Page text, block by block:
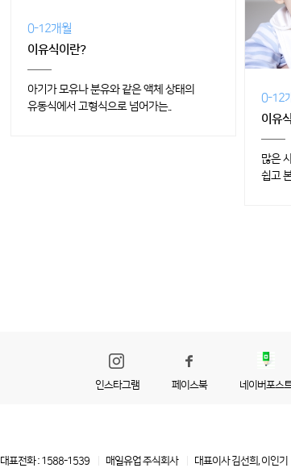
0-12개월
이유식이란?
아기가 모유나 분유와 같은 액체 상태의
유동식에서 고형식으로 넘어가는..
0-12
이유
많은
쉽고
인스타그램 페이스북 네이버포스
대표전화 : 1588-1539 매일유업 주식회사 대표이사 김선희, 이인기